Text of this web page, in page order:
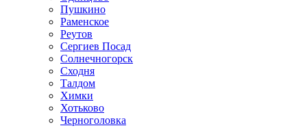
Пушкино
Раменское
Реутов
Сергиев Посад
Солнечногорск
Сходня
Талдом
Химки
Хотьково
Черноголовка